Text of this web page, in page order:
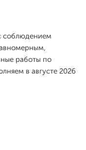
соблюдением
работы по
в августе 2026